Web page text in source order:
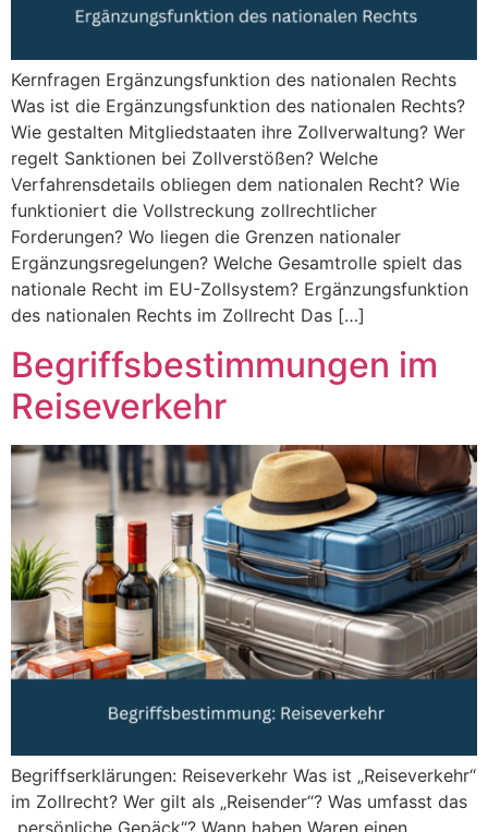
Kernfragen Ergänzungsfunktion des nationalen Rechts
Was ist die Ergänzungsfunktion des nationalen Rechts?
Wie gestalten Mitgliedstaaten ihre Zollverwaltung? Wer
regelt Sanktionen bei Zollverstößen? Welche
Verfahrensdetails obliegen dem nationalen Recht? Wie
funktioniert die Vollstreckung zollrechtlicher
Forderungen? Wo liegen die Grenzen nationaler
Ergänzungsregelungen? Welche Gesamtrolle spielt das
nationale Recht im EU-Zollsystem? Ergänzungsfunktion
des nationalen Rechts im Zollrecht Das […]
Begriffsbestimmungen im
Reiseverkehr
Begriffserklärungen: Reiseverkehr Was ist „Reiseverkehr“
im Zollrecht? Wer gilt als „Reisender“? Was umfasst das